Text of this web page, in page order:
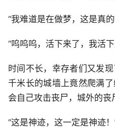
“我难道是在做梦，这是真
“呜呜呜，活下来了，我活
时间不长，幸存者们又发
千米长的城墙上竟然爬满
会自己攻击丧尸，城外的丧
“这是神迹，这一定是神迹！